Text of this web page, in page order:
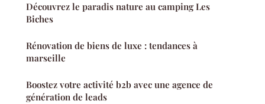
Découvrez le paradis nature au camping Les
Biches
Rénovation de biens de luxe : tendances à
marseille
Boostez votre activité b2b avec une agence de
génération de leads